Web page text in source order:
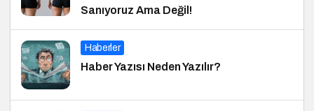
Sanıyoruz Ama Değil!
Haberler
Haber Yazısı Neden Yazılır?